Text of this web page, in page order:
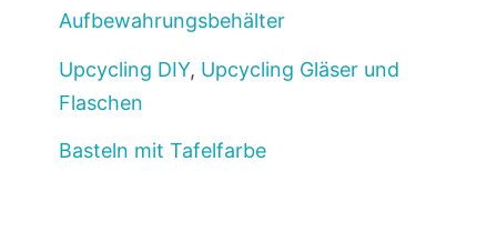
Aufbewahrungsbehälter
Upcycling DIY, Upcycling Gläser und
Flaschen
Basteln mit Tafelfarbe